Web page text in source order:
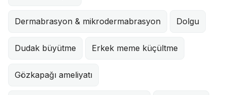
Dermabrasyon & mikrodermabrasyon Dolgu
Dudak büyütme Erkek meme küçültme
Gözkapağı ameliyatı